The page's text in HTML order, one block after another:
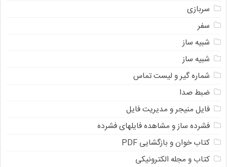
سربازی
سفر
شبیه ساز
شبیه ساز
شماره گیر و لیست تماس
ضبط صدا
فایل منیجر و مدیریت فایل
فشرده ساز و مشاهده فایلهای فشرده
کتاب خوان و بازگشایی PDF
کتاب و مجله الکترونیکی